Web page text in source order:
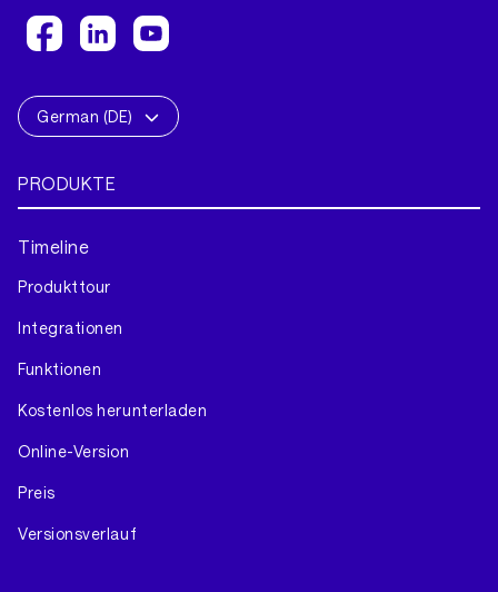
German (DE)
PRODUKTE
Timeline
Produkttour
Integrationen
Funktionen
Kostenlos herunterladen
Online-Version
Preis
Versionsverlauf